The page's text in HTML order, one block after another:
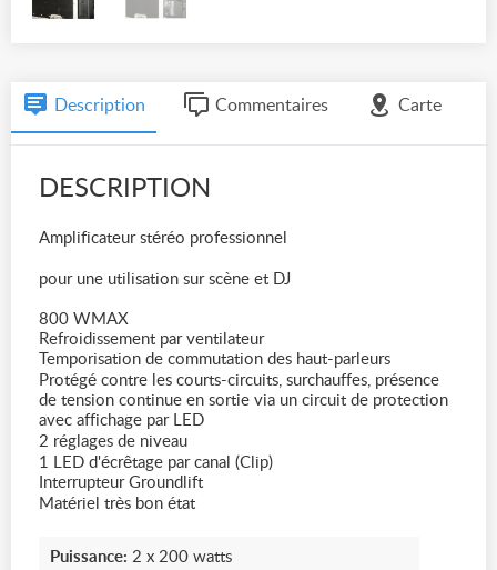
Description Commentaires Carte
DESCRIPTION
Amplificateur stéréo professionnel
pour une utilisation sur scène et DJ
800 WMAX
Refroidissement par ventilateur
Temporisation de commutation des haut-parleurs
Protégé contre les courts-circuits, surchauffes, présence
de tension continue en sortie via un circuit de protection
avec affichage par LED
2 réglages de niveau
1 LED d'écrêtage par canal (Clip)
Interrupteur Groundlift
Matériel très bon état
Puissance: 2 x 200 watts